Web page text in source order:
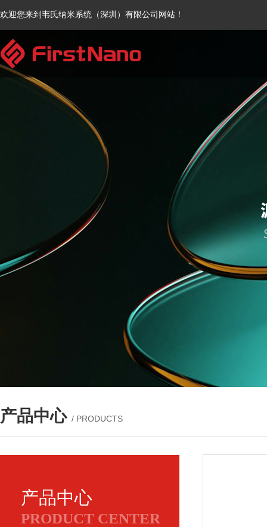
欢迎您来到韦氏纳米系统（深圳）有限公司网站！
产品中心 / PRODUCTS
产品中心
PRODUCT CENTER